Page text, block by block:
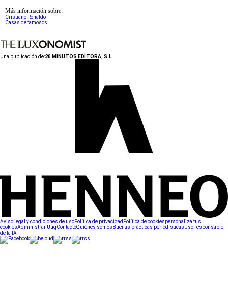
Más información sobre:
Cristiano Ronaldo
Casas de famosos
Una publicación de:20 MINUTOS EDITORA, S.L.
Aviso legal y condiciones de usoPolítica de privacidad Política de cookiespersonaliza tus
cookiesAdministrar UtiqContactoQuiénes somos Buenas prácticas periodísticasUso responsable
de la IA